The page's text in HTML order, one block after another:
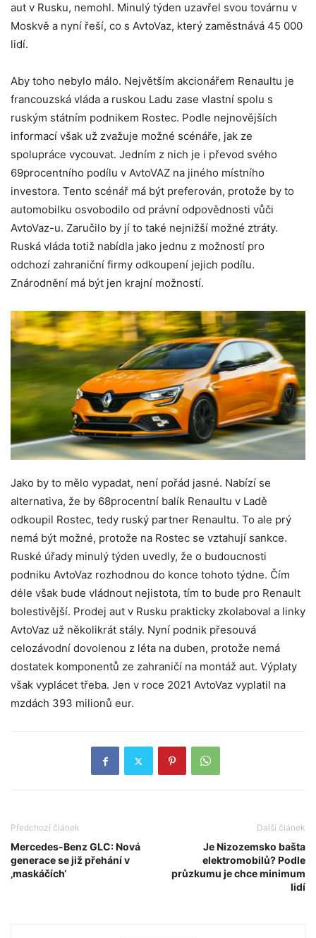
aut v Rusku, nemohl. Minulý týden uzavřel svou továrnu v
Moskvě a nyní řeší, co s AvtoVaz, který zaměstnává 45 000
lidí.
Aby toho nebylo málo. Největším akcionářem Renaultu je
francouzská vláda a ruskou Ladu zase vlastní spolu s
ruským státním podnikem Rostec. Podle nejnovějších
informací však už zvažuje možné scénáře, jak ze
spolupráce vycouvat. Jedním z nich je i převod svého
69procentního podílu v AvtoVAZ na jiného místního
investora. Tento scénář má být preferován, protože by to
automobilku osvobodilo od právní odpovědnosti vůči
AvtoVaz-u. Zaručilo by jí to také nejnižší možné ztráty.
Ruská vláda totiž nabídla jako jednu z možností pro
odchozí zahraniční firmy odkoupení jejich podílu.
Znárodnění má být jen krajní možností.
Jako by to mělo vypadat, není pořád jasné. Nabízí se
alternativa, že by 68procentní balík Renaultu v Ladě
odkoupil Rostec, tedy ruský partner Renaultu. To ale prý
nemá být možné, protože na Rostec se vztahují sankce.
Ruské úřady minulý týden uvedly, že o budoucnosti
podniku AvtoVaz rozhodnou do konce tohoto týdne. Čím
déle však bude vládnout nejistota, tím to bude pro Renault
bolestivější. Prodej aut v Rusku prakticky zkolaboval a linky
AvtoVaz už několikrát stály. Nyní podnik přesouvá
celozávodní dovolenou z léta na duben, protože nemá
dostatek komponentů ze zahraničí na montáž aut. Výplaty
však vyplácet třeba. Jen v roce 2021 AvtoVaz vyplatil na
mzdách 393 milionů eur.
Předchozí článek
Mercedes-Benz GLC: Nová
generace se již přehání v
‚maskáčích‘
Další článek
Je Nizozemsko bašta
elektromobilů? Podle
průzkumu je chce minimum
lidí